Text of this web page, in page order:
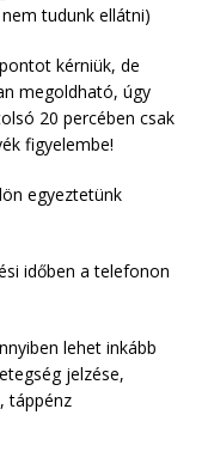
tudunk ellátni)
kérniük, de
megoldható, úgy
20 percében csak
figyelembe!
egyeztetünk
időben a telefonon
lehet inkább
jelzése,
táppénz